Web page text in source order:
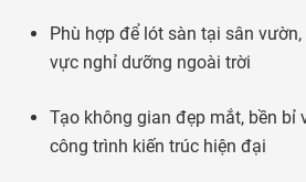
Phù hợp để lót sàn tại sân
vực nghỉ dưỡng ngoài trời
Tạo không gian đẹp mắt, bền bỉ
công trình kiến trúc hiện đại